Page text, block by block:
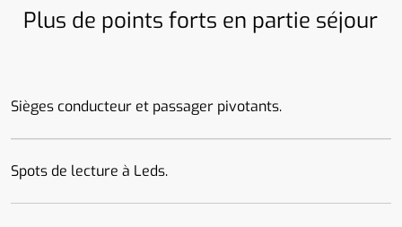
Plus de points forts en partie séjour
Sièges conducteur et passager pivotants.
Spots de lecture à Leds.